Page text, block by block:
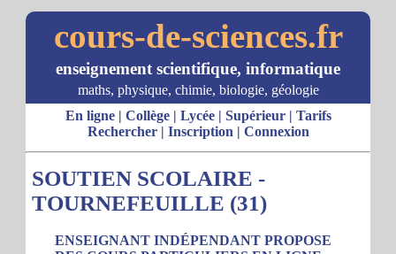
cours-de-sciences.fr
enseignement scientifique, informatique
maths, physique, chimie, biologie, géologie
En ligne| Collège| Lycée| Supérieur| Tarifs
Rechercher| Inscription | Connexion
SOUTIEN SCOLAIRE -
TOURNEFEUILLE (31)
ENSEIGNANT INDÉPENDANT PROPOSE